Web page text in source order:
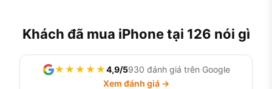
Khách đã mua iPhone tại 126 nói gì
★★★★★4,9/5930 đánh giá trên Google
Xem đánh giá →